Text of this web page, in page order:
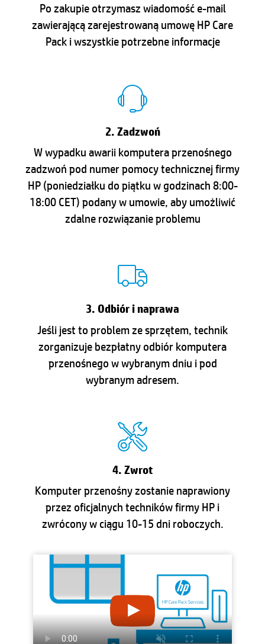
Po zakupie otrzymasz wiadomość e-mail
zawierającą zarejestrowaną umowę HP Care
Pack i wszystkie potrzebne informacje
2. Zadzwoń
W wypadku awarii komputera przenośnego
zadzwoń pod numer pomocy technicznej firmy
HP (poniedziałku do piątku w godzinach 8:00-
18:00 CET) podany w umowie, aby umożliwić
zdalne rozwiązanie problemu
3. Odbiór i naprawa
Jeśli jest to problem ze sprzętem, technik
zorganizuje bezpłatny odbiór komputera
przenośnego w wybranym dniu i pod
wybranym adresem.
4. Zwrot
Komputer przenośny zostanie naprawiony
przez oficjalnych techników firmy HP i
zwrócony w ciągu 10-15 dni roboczych.